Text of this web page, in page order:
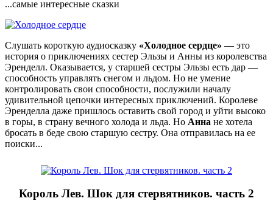
...самые интересные сказки
Слушать короткую аудиосказку «Холодное сердце» — это
история о приключениях сестер Эльзы и Анны из королевства
Эренделл. Оказывается, у старшей сестры Эльзы есть дар —
способность управлять снегом и льдом. Но не умение
контролировать свои способности, послужили началу
удивительной цепочки интересных приключений. Королеве
Эренделла даже пришлось оставить свой город и уйти высоко
в горы, в страну вечного холода и льда. Но Анна не хотела
бросать в беде свою старшую сестру. Она отправилась на ее
поиски...
Король Лев. Шок для стервятников. часть 2